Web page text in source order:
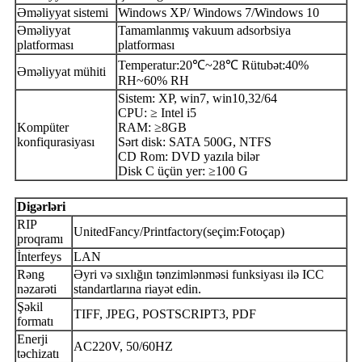
Əməliyyat sistemi
Windows XP/ Windows 7/Windows 10
Əməliyyat
platforması
Tamamlanmış vakuum adsorbsiya
platforması
Əməliyyat mühiti
Temperatur:20℃~28℃ Rütubət:40%
RH~60% RH
Kompüter
konfiqurasiyası
Sistem: XP, win7, win10,32/64
CPU: ≥ Intel i5
RAM: ≥8GB
Sərt disk: SATA 500G, NTFS
CD Rom: DVD yazıla bilər
Disk C üçün yer: ≥100 G
Digərləri
RIP
proqramı
UnitedFancy/Printfactory(seçim:Fotoçap)
İnterfeys
LAN
Rəng
nəzarəti
Əyri və sıxlığın tənzimlənməsi funksiyası ilə ICC
standartlarına riayət edin.
Şəkil
formatı
TIFF, JPEG, POSTSCRIPT3, PDF
Enerji
təchizatı
AC220V, 50/60HZ